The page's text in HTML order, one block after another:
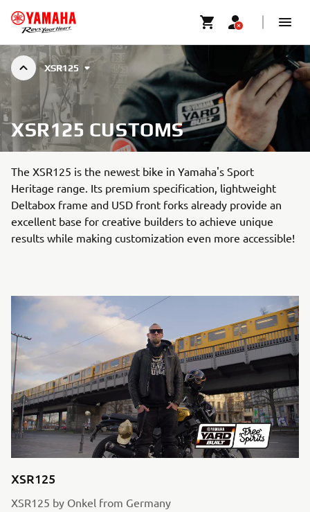
XSR125
XSR125 CUSTOMS
The XSR125 is the newest bike in Yamaha's Sport
Heritage range. Its premium specification, lightweight
Deltabox frame and USD front forks already provide an
excellent base for creative builders to achieve unique
results while making customization even more accessible!
XSR125
XSR125 by Onkel from Germany